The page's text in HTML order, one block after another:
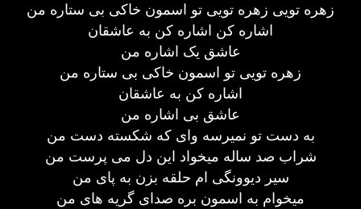
زهره تویی زهره تویی تو اسمون خاکی بی ستاره من
اشاره کن اشاره کن به عاشقان
عاشق یک اشاره من
زهره تویی تو اسمون خاکی بی ستاره من
اشاره کن به عاشقان
عاشق بی اشاره من
به دست تو نمیرسه وای که شکسته دست من
شراب صد ساله میخواد این دل می پرست من
سیر دیوونگی ام حلقه بزن به پای من
میخوام به اسمون بره صدای گریه های من